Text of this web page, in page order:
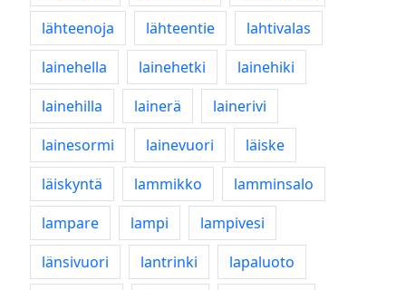
lähteenoja
lähteentie
lahtivalas
lainehella
lainehetki
lainehiki
lainehilla
lainerä
lainerivi
lainesormi
lainevuori
läiske
läiskyntä
lammikko
lamminsalo
lampare
lampi
lampivesi
länsivuori
lantrinki
lapaluoto